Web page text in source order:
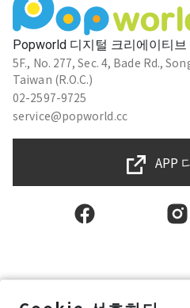
Popworld 디지털 크리에이티
5F., No. 277, Sec. 4, Bade Rd.,
Taiwan (R.O.C.)
02-2597-9725
service@popworld.cc
APP